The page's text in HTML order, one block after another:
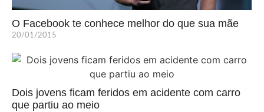
O Facebook te conhece melhor do que sua mãe
20/01/2015
Dois jovens ficam feridos em acidente com carro
que partiu ao meio